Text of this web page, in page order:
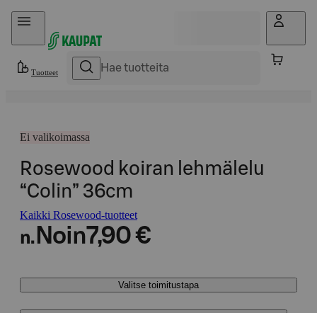
Hyppää sisältöön
Tuotteet
Ei valikoimassa
Rosewood koiran lehmälelu
“Colin” 36cm
Kaikki Rosewood-tuotteet
n. Noin7,90 €
Valitse toimitustapa